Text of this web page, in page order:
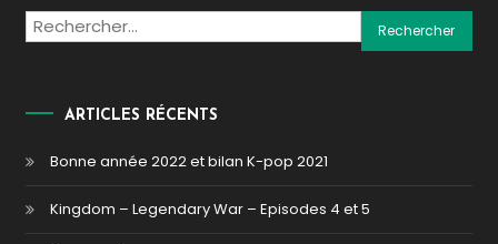
Rechercher :
ARTICLES RÉCENTS
Bonne année 2022 et bilan K-pop 2021
Kingdom – Legendary War – Episodes 4 et 5